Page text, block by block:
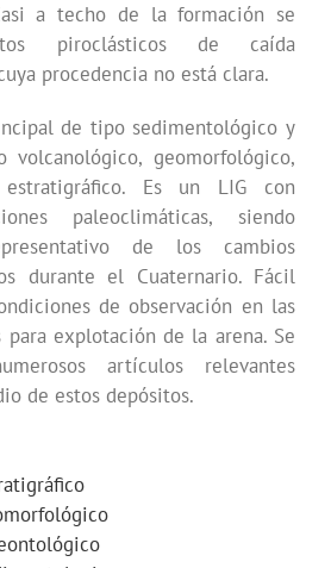
a techo de la formación se
piroclásticos de caída
procedencia no está clara.
de tipo sedimentológico y
volcanológico, geomorfológico,
Es un LIG con
paleoclimáticas, siendo
de los cambios
durante el Cuaternario. Fácil
de observación en las
para explotación de la arena. Se
artículos relevantes
de estos depósitos.